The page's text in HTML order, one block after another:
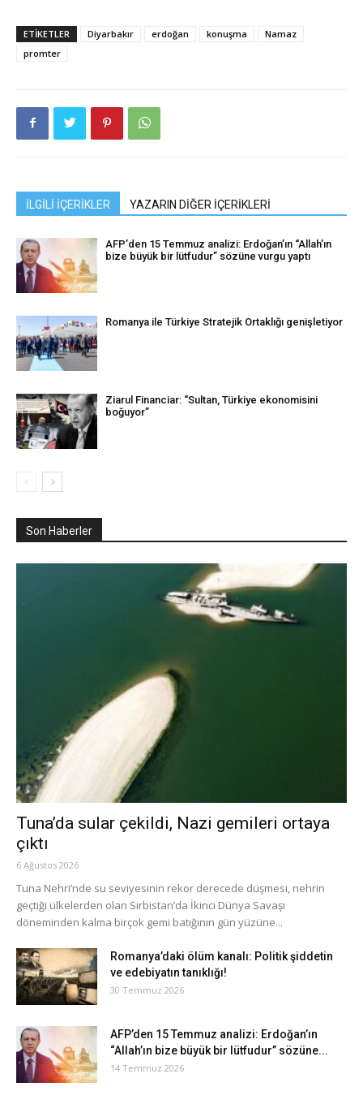
ETIKETLER Diyarbakır erdoğan konuşma
Namaz
promter
İLGİLİ İÇERİKLER YAZARIN DİĞER İÇERİKLERİ
AFP’den 15 Temmuz analizi: Erdoğan’ın “Allah’ın
bize büyük bir lütfudur” sözüne vurgu yaptı
Romanya ile Türkiye Stratejik Ortaklığı genişletiyor
Ziarul Financiar: “Sultan, Türkiye ekonomisini
boğuyor”
Son Haberler
Tuna’da sular çekildi, Nazi gemileri ortaya
çıktı
6 Ağustos 2026
Tuna Nehri’nde su seviyesinin rekor derecede düşmesi, nehrin
geçtiği ülkelerden olan Sırbistan’da İkinci Dünya Savaşı
döneminden kalma birçok gemi batığının gün yüzüne...
Romanya’daki ölüm kanalı: Politik şiddetin
ve edebiyatın tanıklığı!
30 Temmuz 2026
AFP’den 15 Temmuz analizi: Erdoğan’ın
“Allah’ın bize büyük bir lütfudur” sözüne...
14 Temmuz 2026